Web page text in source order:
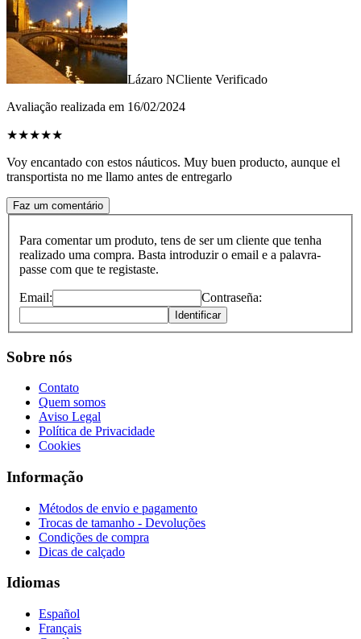
Lázaro NCliente Verificado
Avaliação realizada em 16/02/2024
★★★★★
Voy encantado con estos náuticos. Muy buen producto, aunque el
transportista no me llamo antes de entregarlo
Faz um comentário
Para comentar um produto, tens de ser um cliente que tenha
realizado uma compra. Basta introduzir o email e a palavra-
passe com que te registaste.
Email: Contraseña:
Identificar
Sobre nós
Contato
Quem somos
Aviso Legal
Política de Privacidade
Cookies
Informação
Métodos de envio e pagamento
Trocas de tamanho - Devoluções
Condições de compra
Dicas de calçado
Idiomas
Español
Français